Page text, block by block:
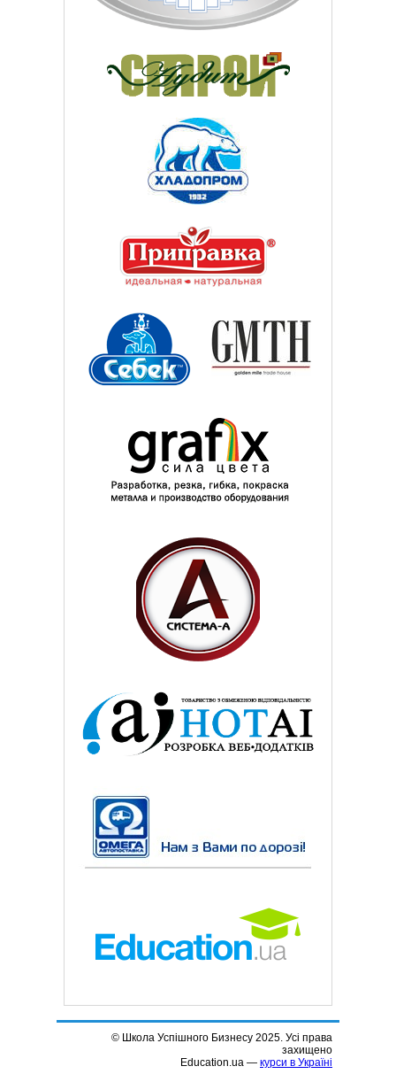
© Школа Успішного Бизнесу 2025. Усі права
захищено
Education.ua — курси в Україні